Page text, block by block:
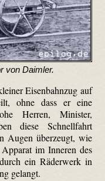
von Daimler.
Eisenbahnzug auf
ohne dass er eine
Herren, Minister,
diese Schnellfahrt
Augen überzeugt, wie
im Inneren des
ein Räderwerk in
gelangt.